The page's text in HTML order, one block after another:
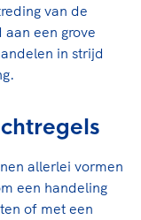
van de
een grove
in strijd
allerlei vormen
een handeling
of met een